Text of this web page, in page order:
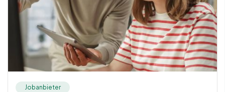
Jobanbieter